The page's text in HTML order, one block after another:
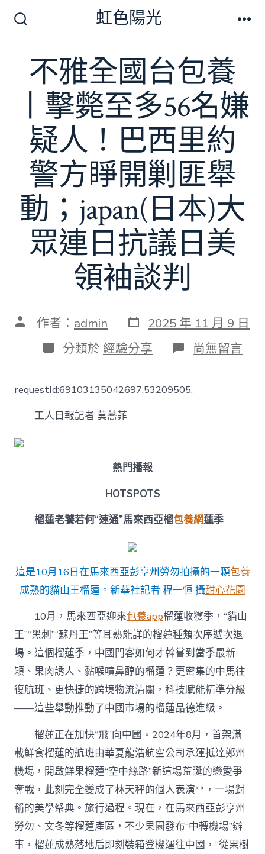
切
換
開
關
虹色陽光
不雅全國台包養
丨擊斃至多56名嫌
疑人！巴西里約
警方睜開剿匪舉
動；japan(日本)大
眾連日抗議日美
領袖談判
文 作者： admin 發
表
日
期
2025 年 11 月 9 日
分
類
分類於 經驗分享 在
〈不
名
嫌
西
里
約
警
方
睜
開
剿
匪
舉
動；
japan(日
本)
大
眾
連
日
抗
議
日
美
領
袖
談
尚無留言
requestId:69103135042697.53209505.
工人日報記者 莫蕎菲
熱門播報
HOTSPOTS
榴蓮老饕若何“速通”馬來西亞榴包養網蓮季
這是10月16日在馬來西亞彭亨州勞勿拍攝的一顆包養
成熟的貓山王榴蓮。新華社記者 程一恒 攝甜心花園
10月，馬來西亞迎來包養app榴蓮收獲季，“貓山
王”“黑刺”“蘇丹王”等耳熟能詳的榴蓮種類次序遞次退
場。這個榴蓮季，中國門客如何才幹嘗到當季最新
穎、果肉誘人、黏喉噴鼻醇的榴蓮？更密集的中馬往
復航班、更快捷的跨境物流清關，科技賦能精準分級
——這些舉動推動了中國市場的榴蓮品德進級。
榴蓮正在加快“飛”向中國。2024年8月，首架滿
載鮮食榴蓮的航班由華夏龍浩航空公司承運抵達鄭州
機場，開啟鮮果榴蓮“空中絲路”新這場荒誕的戀愛爭
奪戰，此刻完全變成了林天秤的個人表演**，一場對
稱的美學祭典。旅行過程。現在，在馬來西亞彭亨州
勞勿、文冬等榴蓮產區，不少果園發布“中轉機場”辦
事，榴蓮成熟落地后即刻裝箱登機運往中國，“從果樹